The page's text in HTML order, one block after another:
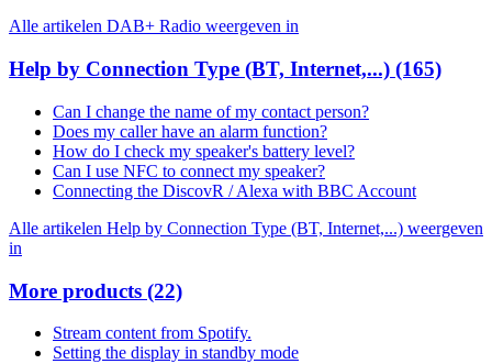
Alle artikelen DAB+ Radio weergeven in
Help by Connection Type (BT, Internet,...) (165)
Can I change the name of my contact person?
Does my caller have an alarm function?
How do I check my speaker's battery level?
Can I use NFC to connect my speaker?
Connecting the DiscovR / Alexa with BBC Account
Alle artikelen Help by Connection Type (BT, Internet,...) weergeven
in
More products (22)
Stream content from Spotify.
Setting the display in standby mode